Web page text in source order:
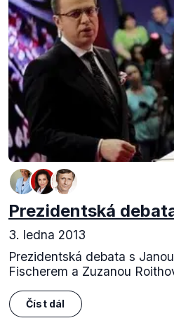
Prezidentská
3. ledna 2013
Prezidentská debata s
Fischerem a Zuzanou
Číst dál